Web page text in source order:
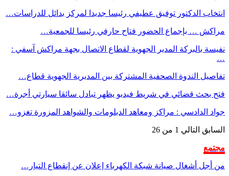
انتخاب الدكتور توفيق عطيفي رئيسا جديدا لمركز بدائل للدراسات…
مراكش … بإجماع الحضور فتاح حارفي رئيسا للجمعية…
نفيسة بالبركة المدير الجهوية لقطاع الاتصال بجهة مراكش آسفي :
…
تفاصيل الندوة الصحفية المشتركة بين المديرية الجهوية قطاع…
فتح بحث قضائي في شريط فيديو يظهر تبادل سائقا سيارتي أجرة…
جواد الدادسي : مراكز ومعاهد الدبلومات والشواهد المزورة تغزو…
السابق التالي 1 من 26
مجتمع
من أجل أشغال صيانة شبكة الكهرباء إعلان عن إنقطاع التيار…